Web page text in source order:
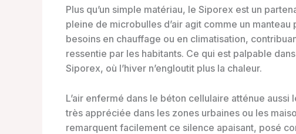
Plus qu’un simple matériau, le Siporex est un
pleine de microbulles d’air agit comme un
besoins en chauffage ou en climatisation,
ressentie par les habitants. Ce qui est palpable
Siporex, où l’hiver n’engloutit plus la chaleur.
L’air enfermé dans le béton cellulaire atténue aussi
très appréciée dans les zones urbaines ou les
remarquent facilement ce silence apaisant, posé